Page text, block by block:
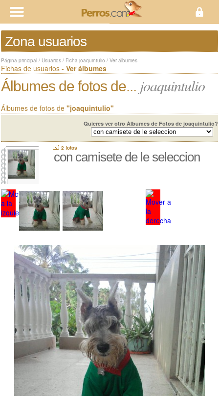
Zona usuarios
Página principal / Usuarios / Ficha joaquintulio / Ver álbumes
Fichas de usuarios - Ver álbumes
Álbumes de fotos de... joaquintulio
Álbumes de fotos de "joaquintulio"
Quieres ver otro Álbumes de Fotos de joaquintulio?
2 fotos
con camisete de le seleccion